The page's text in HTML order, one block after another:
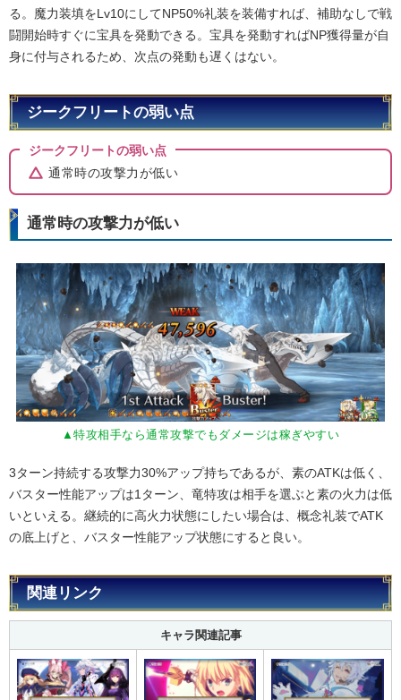
る。魔力装填をLv10にしてNP50%礼装を装備すれば、補助なしで戦
闘開始時すぐに宝具を発動できる。宝具を発動すればNP獲得量が自
身に付与されるため、次点の発動も遅くはない。
ジークフリートの弱い点
ジークフリートの弱い点
通常時の攻撃力が低い
通常時の攻撃力が低い
▲特攻相手なら通常攻撃でもダメージは稼ぎやすい
3ターン持続する攻撃力30%アップ持ちであるが、素のATKは低く、
バスター性能アップは1ターン、竜特攻は相手を選ぶと素の火力は低
いといえる。継続的に高火力状態にしたい場合は、概念礼装でATK
の底上げと、バスター性能アップ状態にすると良い。
関連リンク
キャラ関連記事